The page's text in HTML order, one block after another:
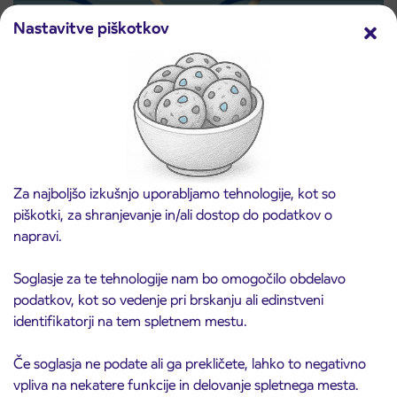
Nastavitve piškotkov
Za najboljšo izkušnjo uporabljamo tehnologije, kot so
piškotki, za shranjevanje in/ali dostop do podatkov o
napravi.
Soglasje za te tehnologije nam bo omogočilo obdelavo
podatkov, kot so vedenje pri brskanju ali edinstveni
identifikatorji na tem spletnem mestu.
Če soglasja ne podate ali ga prekličete, lahko to negativno
vpliva na nekatere funkcije in delovanje spletnega mesta.
Predprodaja dijaških subvencioniranih IJPP
vozovnic za šolsko leto 2026/2027 se začne